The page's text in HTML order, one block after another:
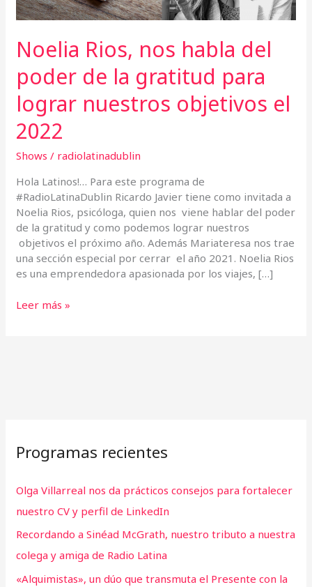
Noelia Rios, nos habla del
poder de la gratitud para
lograr nuestros objetivos el
2022
Shows / radiolatinadublin
Hola Latinos!… Para este programa de
#RadioLatinaDublin Ricardo Javier tiene como invitada a
Noelia Rios, psicóloga, quien nos viene hablar del poder
de la gratitud y como podemos lograr nuestros
objetivos el próximo año. Además Mariateresa nos trae
una sección especial por cerrar el año 2021. Noelia Rios
es una emprendedora apasionada por los viajes, […]
para
lograr
objetivos
2022
Leer más »
Programas recientes
Olga Villarreal nos da prácticos consejos para fortalecer
nuestro CV y perfil de LinkedIn
Recordando a Sinéad McGrath, nuestro tributo a nuestra
colega y amiga de Radio Latina
«Alquimistas», un dúo que transmuta el Presente con la